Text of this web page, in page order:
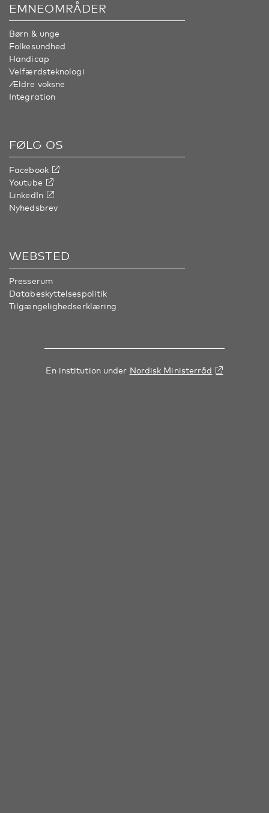
EMNEOMRÅDER
Børn & unge
Folkesundhed
Handicap
Velfærdsteknologi
Ældre voksne
Integration
FØLG OS
Facebook
Youtube
LinkedIn
Nyhedsbrev
WEBSTED
Presserum
Databeskyttelsespolitik
Tilgængelighedserklæring
En institution under Nordisk Ministerråd